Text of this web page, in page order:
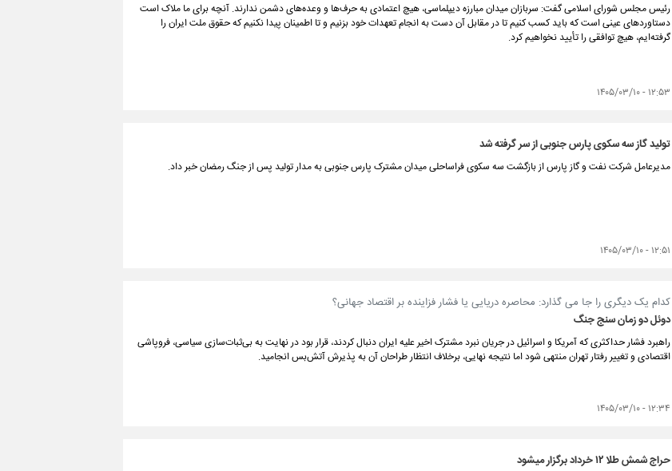
رئیس مجلس شورای اسلامی گفت: سربازان میدان مبارزه‌ دیپلماسی، هیچ اعتمادی به حرف‌ها و وعده‌های دشمن ندارند. آنچه برای ما ملاک است
دستاوردهای عینی است که باید کسب کنیم تا در مقابل آن دست به انجام تعهدات خود بزنیم و تا اطمینان پیدا نکنیم که حقوق ملت ایران را
گرفته‌ایم، هیچ توافقی را تأیید نخواهیم کرد.
۱۲:۵۳ - ۱۴۰۵/۰۳/۱۰
تولید گاز سه سکوی پارس جنوبی از سر گرفته شد
مدیرعامل شرکت نفت و گاز پارس از بازگشت سه سکوی فراساحلی میدان مشترک پارس جنوبی به مدار تولید پس از جنگ‌ رمضان خبر داد.
۱۲:۵۱ - ۱۴۰۵/۰۳/۱۰
کدام یک دیگری را جا می گذارد: محاصره دریایی یا فشار فزاینده بر اقتصاد جهانی؟
دوئل دو زمان سنج جنگ
راهبرد فشار حداکثری که آمریکا و اسرائیل در جریان نبرد مشترک اخیر علیه ایران دنبال کردند، قرار بود در نهایت به بی‌ثبات‌‌سازی سیاسی، فروپاشی
اقتصادی و تغییر رفتار تهران منتهی شود اما نتیجه نهایی، برخلاف انتظار طراحان آن به پذیرش آتش‌بس انجامید.
۱۲:۳۴ - ۱۴۰۵/۰۳/۱۰
حراج شمش طلا ۱۲ خرداد برگزار میشود